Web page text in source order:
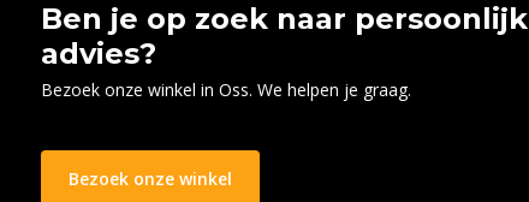
Ben je op zoek naar persoonlijk
advies?
Bezoek onze winkel in Oss. We helpen je graag.
Bezoek onze winkel